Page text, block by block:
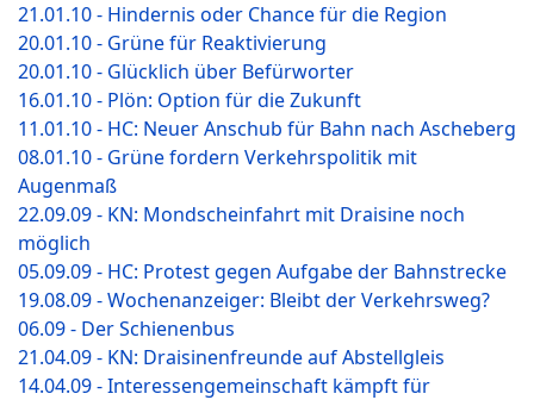
21.01.10 - Hindernis oder Chance für die Region
20.01.10 - Grüne für Reaktivierung
20.01.10 - Glücklich über Befürworter
16.01.10 - Plön: Option für die Zukunft
11.01.10 - HC: Neuer Anschub für Bahn nach Ascheberg
08.01.10 - Grüne fordern Verkehrspolitik mit
Augenmaß
22.09.09 - KN: Mondscheinfahrt mit Draisine noch
möglich
05.09.09 - HC: Protest gegen Aufgabe der Bahnstrecke
19.08.09 - Wochenanzeiger: Bleibt der Verkehrsweg?
06.09 - Der Schienenbus
21.04.09 - KN: Draisinenfreunde auf Abstellgleis
14.04.09 - Interessengemeinschaft kämpft für